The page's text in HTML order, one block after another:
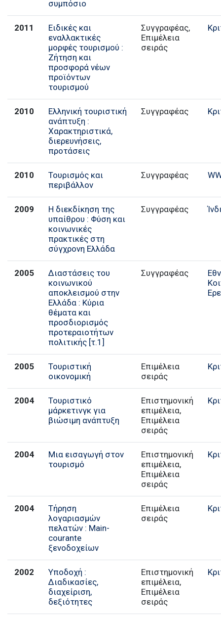
συμπόσιο
2011
Ειδικές και
εναλλακτικές
μορφές τουρισμού :
Ζήτηση και
προσφορά νέων
προϊόντων
τουρισμού
Συγγραφέας,
Επιμέλεια
σειράς
2010
Ελληνική τουριστική
ανάπτυξη :
Χαρακτηριστικά,
διερευνήσεις,
προτάσεις
Συγγραφέας
2010
Τουρισμός και
περιβάλλον
Συγγραφέας
2009
Η διεκδίκηση της
υπαίθρου : Φύση και
κοινωνικές
πρακτικές στη
σύγχρονη Ελλάδα
Συγγραφέας
2005
Διαστάσεις του
κοινωνικού
αποκλεισμού στην
Ελλάδα : Κύρια
θέματα και
προσδιορισμός
προτεραιοτήτων
πολιτικής [τ.1]
Συγγραφέας
2005
Τουριστική
οικονομική
Επιμέλεια
σειράς
2004
Τουριστικό
μάρκετινγκ για
βιώσιμη ανάπτυξη
Επιστημονική
επιμέλεια,
Επιμέλεια
σειράς
2004
Μια εισαγωγή στον
τουρισμό
Επιστημονική
επιμέλεια,
Επιμέλεια
σειράς
2004
Τήρηση
λογαριασμών
πελατών : Main-
courante
ξενοδοχείων
Επιμέλεια
σειράς
2002
Υποδοχή :
Διαδικασίες,
διαχείριση,
δεξιότητες
Επιστημονική
επιμέλεια,
Επιμέλεια
σειράς